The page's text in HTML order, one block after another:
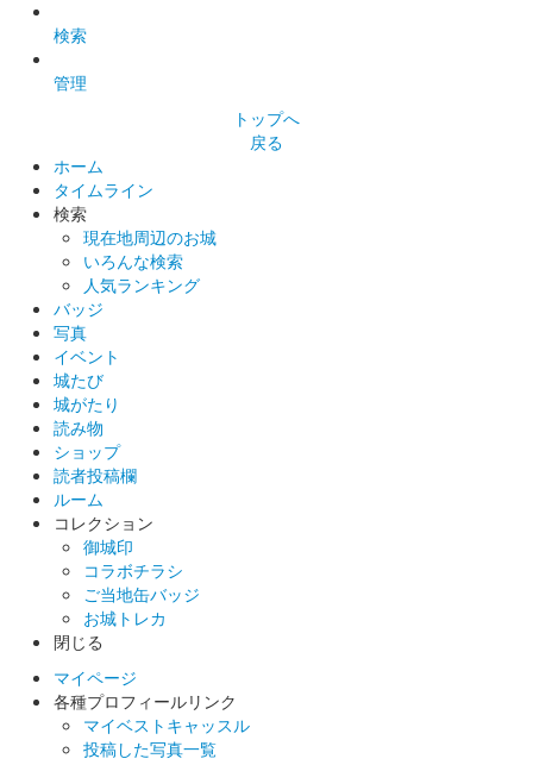
販売終了
2025年6月7、8日に開催された群馬戦国御城印サミット2025に
安中城 御城印
販売終了
50枚限定
安中城 御城印
し版
販売終了
50枚限定
検索
管理
トップへ
戻る
ホーム
タイムライン
検索
現在地周辺のお城
いろんな検索
人気ランキング
バッジ
写真
イベント
城たび
城がたり
読み物
ショップ
読者投稿欄
ルーム
コレクション
御城印
コラボチラシ
ご当地缶バッジ
お城トレカ
閉じる
マイページ
各種プロフィールリンク
マイベストキャッスル
投稿した写真一覧